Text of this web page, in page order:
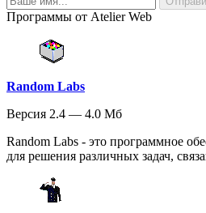
Программы от Atelier Web
Random Labs
Версия 2.4 — 4.0 Мб
Random Labs - это программное
для решения различных задач,